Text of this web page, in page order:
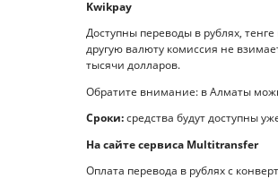
Kwikpay
Доступны переводы в рублях,
другую валюту комиссия не
тысячи долларов.
Обратите внимание: в Алматы
Сроки:средства будут доступны
На сайте сервиса Multitransfer
Оплата перевода в рублях с